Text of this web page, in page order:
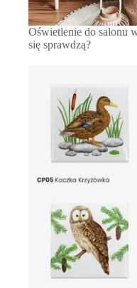
Oświetlenie do salonu
się sprawdzą?